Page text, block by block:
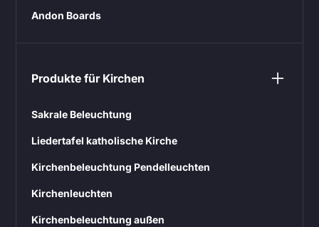
Andon Boards
Produkte für Kirchen
Sakrale Beleuchtung
Liedertafel katholische Kirche
Kirchenbeleuchtung Pendelleuchten
Kirchenleuchten
Kirchenbeleuchtung außen